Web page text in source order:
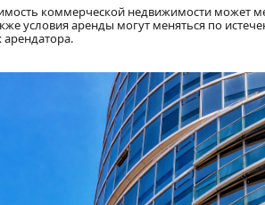
коммерческой недвижимости может
условия аренды могут меняться по
арендатора.